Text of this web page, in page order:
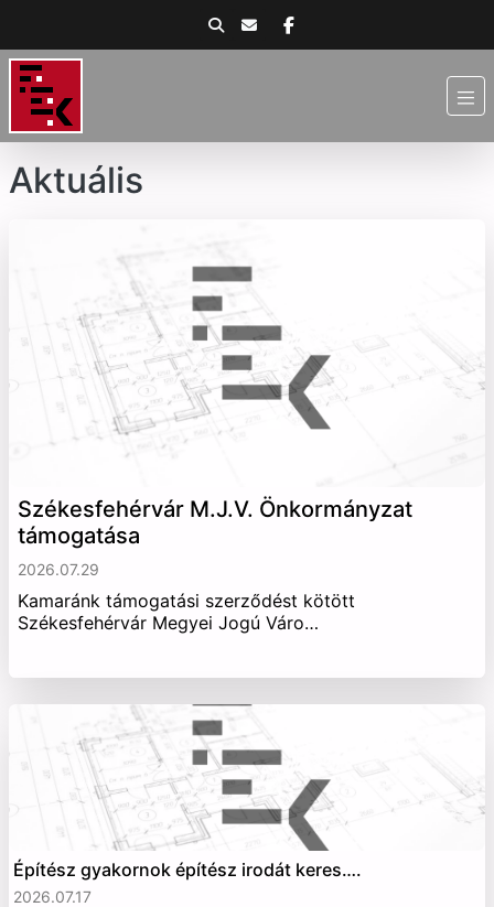
Aktuális
Székesfehérvár M.J.V. Önkormányzat
támogatása
2026.07.29
Kamaránk támogatási szerződést kötött
Székesfehérvár Megyei Jogú Váro…
Építész gyakornok építész irodát keres….
2026.07.17